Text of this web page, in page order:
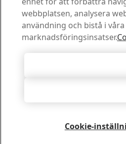
Kontakta oss
Hur kan vi hjälpa dig?
Visa kontakter
Downloadcenter
webbplatsen, analysera
användning och bistå i våra
marknadsföringsinsatser.
Cookie-